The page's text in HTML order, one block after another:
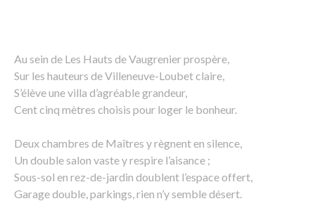
Au sein de Les Hauts de Vaugrenier prospère,
Sur les hauteurs de Villeneuve-Loubet claire,
S’élève une villa d’agréable grandeur,
Cent cinq mètres choisis pour loger le bonheur.
Deux chambres de Maîtres y règnent en silence,
Un double salon vaste y respire l’aisance ;
Sous-sol en rez-de-jardin doublent l’espace offert,
Garage double, parkings, rien n’y semble désert.